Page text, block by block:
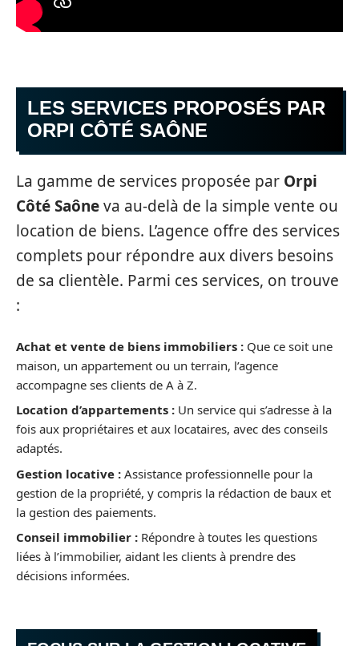
LES SERVICES PROPOSÉS PAR
ORPI CÔTÉ SAÔNE
La gamme de services proposée par Orpi
Côté Saôneva au-delà de la simple vente ou
location de biens. L’agence offre des services
complets pour répondre aux divers besoins
de sa clientèle. Parmi ces services, on trouve
:
Achat et vente de biens immobiliers : Que ce soit une
maison, un appartement ou un terrain, l’agence
accompagne ses clients de A à Z.
Location d’appartements : Un service qui s’adresse à la
fois aux propriétaires et aux locataires, avec des conseils
adaptés.
Gestion locative : Assistance professionnelle pour la
gestion de la propriété, y compris la rédaction de baux et
la gestion des paiements.
Conseil immobilier : Répondre à toutes les questions
liées à l’immobilier, aidant les clients à prendre des
décisions informées.